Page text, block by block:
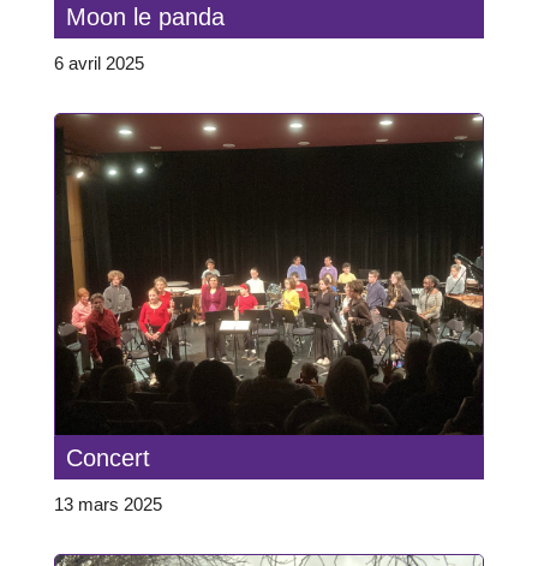
Moon le panda
6 avril 2025
Concert
13 mars 2025